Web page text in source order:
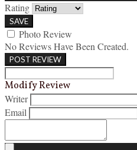
Rating
SAVE
Photo Review
No Reviews Have Been Created.
POST REVIEW
Modify Review
Writer
Email